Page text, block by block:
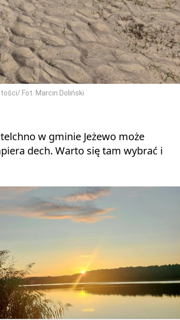
Fot. Marcin Doliński
w gminie Jeżewo może
dech. Warto się tam wybrać i